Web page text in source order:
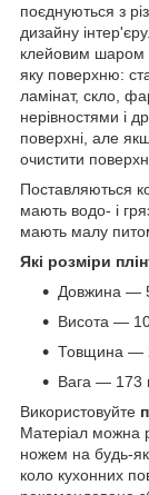
поєднуються з
дизайну
клейовим шаром
яку поверхню:
ламінат, скло,
нерівностями і
поверхні, але
очистити
Поставляються
мають водо- і
мають малу
Які розміри
Довжина ―
Висота ―
Товщина ―
Вага ― 173
Використовуйте
Матеріал можна
ножем на будь-
коло кухонних